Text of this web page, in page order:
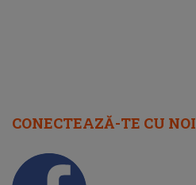
CONECTEAZĂ-TE CU NOI